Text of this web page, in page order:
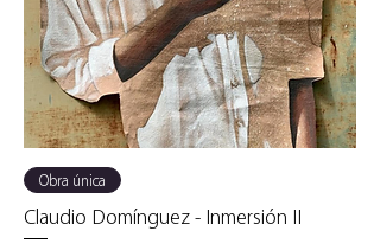
Obra única
Claudio Domínguez - Inmersión II